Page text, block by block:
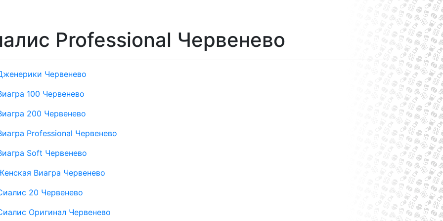
Professional Червенево
Червенево
100 Червенево
200 Червенево
Professional Червенево
Soft Червенево
Виагра Червенево
20 Червенево
Оригинал Червенево